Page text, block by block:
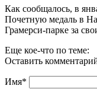
Как сообщалось, в
Почетную медаль в
Грамерси-парке за
Еще кое-что по теме:
Оставить
Имя*